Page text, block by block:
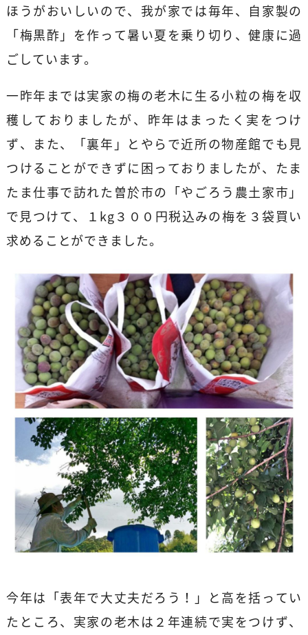
ほうがおいしいので、我が家では毎年、自家製の
「梅黒酢」を作って暑い夏を乗り切り、健康に過
ごしています。
一昨年までは実家の梅の老木に生る小粒の梅を収
穫しておりましたが、昨年はまったく実をつけ
ず、また、「裏年」とやらで近所の物産館でも見
つけることができずに困っておりましたが、たま
たま仕事で訪れた曽於市の「やごろう農土家市」
で見つけて、１kg３００円税込みの梅を３袋買い
求めることができました。
今年は「表年で大丈夫だろう！」と高を括ってい
たところ、実家の老木は２年連続で実をつけず、